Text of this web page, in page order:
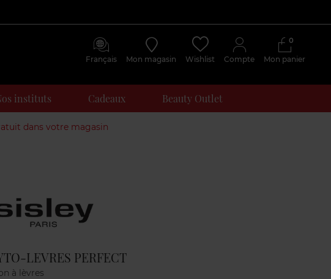
Français Mon magasin Wishlist Compte Mon panier
0
instituts Cadeaux Beauty Outlet
dans votre magasin
LEVRES PERFECT
à lèvres